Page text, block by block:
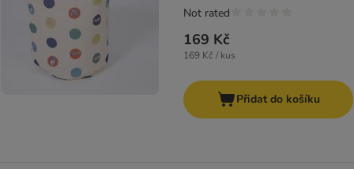
169 Kč
169 Kč / kus
Not rated
Přidat do košíku